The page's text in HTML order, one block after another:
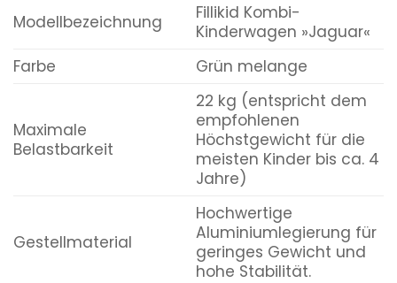
Modellbezeichnung
Fillikid Kombi-
Kinderwagen »Jaguar«
Farbe
Grün melange
Maximale
Belastbarkeit
22 kg (entspricht dem
empfohlenen
Höchstgewicht für die
meisten Kinder bis ca. 4
Jahre)
Gestellmaterial
Hochwertige
Aluminiumlegierung für
geringes Gewicht und
hohe Stabilität.